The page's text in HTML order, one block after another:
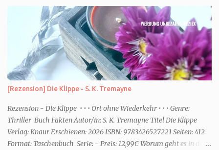
S.8) • • • Genre: Liebe Buch Fakten Autor/in: Mhairi McFarlane Titel
Cover Story Verlag: Knaur Erschienen: 2026 ISBN:
9783426560402 Seiten: 448 Format: Taschenbuch Serie: - Preis:
12,99€ Worum geht es in dem Buch Dank ihres Podcast hat Bel das
Glück als Journalistin für eine renommiert Zeitung zu arbeiten.
Zusammen mit Aaron blödelt sie in der winzige. Zweigstelle den
ganzen Tag herum. Doch dann bekommen sie Connor als
Praktikant. Bel und er verstehen sich so gar nicht. Ausgerechnet
für...
[Rezension] Die Klippe - S. K. Tremayne
Rezension - Die Klippe • • • Ort ohne Wiederkehr • • • Genre:
Thriller Buch Fakten Autor/in: S. K. Tremayne Titel Die Klippe
Verlag: Knaur Erschienen: 2026 ISBN: 9783426527221 Seiten: 412
Format: Taschenbuch Serie: - Preis: 12,99€ Worum geht es in dem